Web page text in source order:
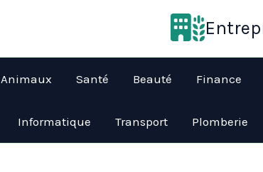
Animaux Santé Beauté Finance
Informatique Transport Plomberie